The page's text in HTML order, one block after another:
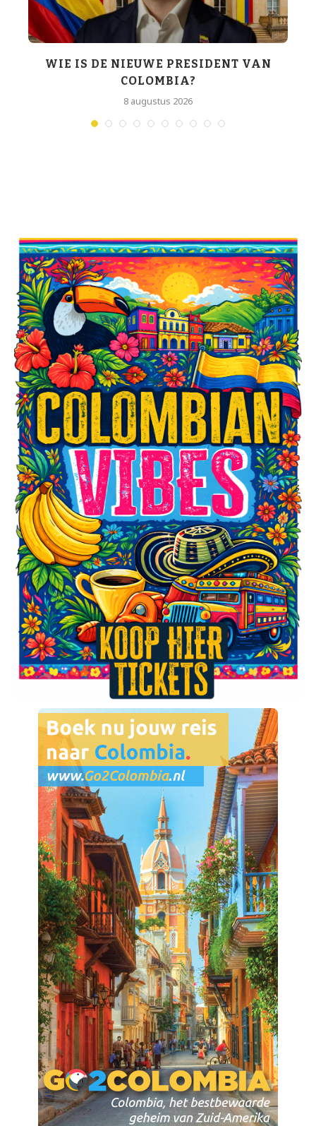
WIE IS DE NIEUWE PRESIDENT VAN
COLOMBIA?
8 augustus 2026